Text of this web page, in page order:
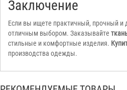
Заключение
Если вы ищете практичный, прочный
отличным выбором. Заказывайте
стильные и комфортные изделия.
производства одежды.